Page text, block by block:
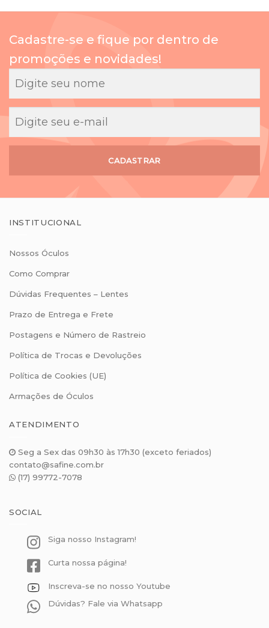
mesmo para
compras.
Cadastre-se e fique por dentro de
promoções e novidades!
CADASTRAR
INSTITUCIONAL
Nossos Óculos
Como Comprar
Dúvidas Frequentes – Lentes
Prazo de Entrega e Frete
Postagens e Número de Rastreio
Política de Trocas e Devoluções
Política de Cookies (UE)
Armações de Óculos
ATENDIMENTO
Seg a Sex das 09h30 às 17h30 (exceto feriados)
contato@safine.com.br
(17) 99772-7078
SOCIAL
Siga nosso Instagram!
Curta nossa página!
Inscreva-se no nosso Youtube
Dúvidas? Fale via Whatsapp